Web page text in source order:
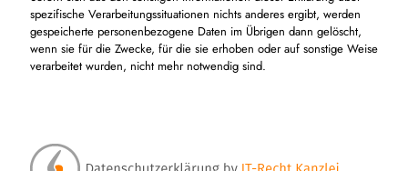
spezifische Verarbeitungssituationen nichts anderes ergibt, werden
gespeicherte personenbezogene Daten im Übrigen dann gelöscht,
wenn sie für die Zwecke, für die sie erhoben oder auf sonstige Weise
verarbeitet wurden, nicht mehr notwendig sind.